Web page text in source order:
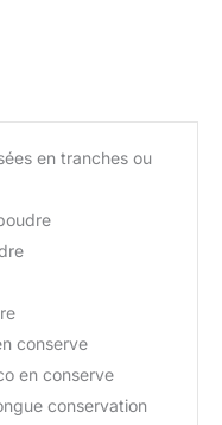
en tranches ou
conserve
en conserve
conservation